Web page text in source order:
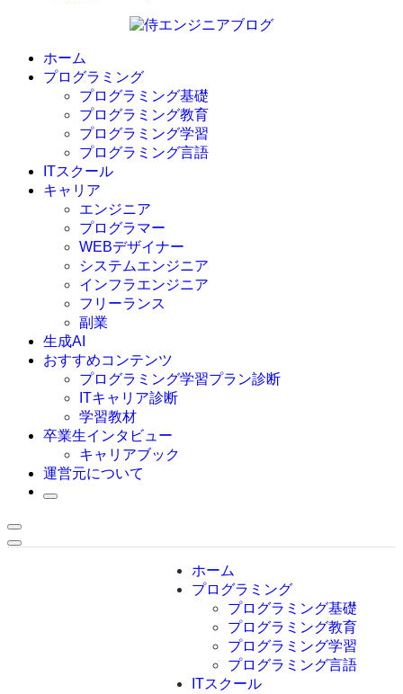
ホーム
プログラミング
プログラミング基礎
プログラミング教育
プログラミング学習
プログラミング言語
C言語
C#
VBA
Go言語
Kotlin
Java
JavaScript
Swift
Ruby
その他言語
ITスクール
キャリア
エンジニア
プログラマー
WEBデザイナー
システムエンジニア
インフラエンジニア
フリーランス
副業
生成AI
おすすめコンテンツ
プログラミング学習プラン診断
ITキャリア診断
学習教材
卒業生インタビュー
キャリアブック
運営元について
ホーム
プログラミング
プログラミング基礎
プログラミング教育
プログラミング学習
プログラミング言語
ITスクール